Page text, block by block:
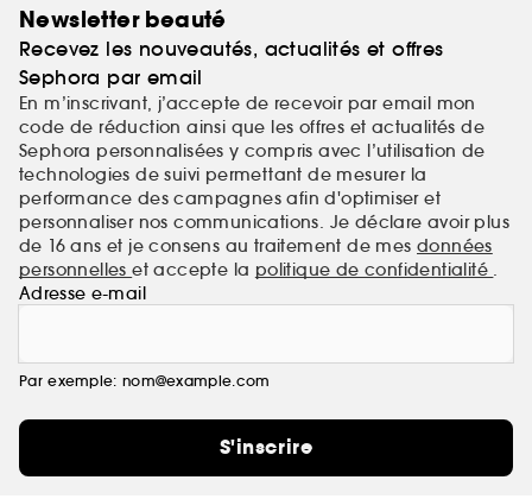
Vegan et sans cruauté, toujours.
Newsletter beauté
Recevez les nouveautés, actualités et offres
Sephora par email
En m’inscrivant, j’accepte de recevoir par email mon
code de réduction ainsi que les offres et actualités de
Sephora personnalisées y compris avec l’utilisation de
technologies de suivi permettant de mesurer la
performance des campagnes afin d'optimiser et
personnaliser nos communications. Je déclare avoir plus
de 16 ans et je consens au traitement de mes données
personnelleset accepte la politique de confidentialité .
Adresse e-mail
Par exemple: nom@example.com
S'inscrire